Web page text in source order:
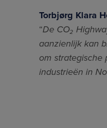
Torbjørg Klara
“De CO₂
aanzienlijk kan
om
industrieën in